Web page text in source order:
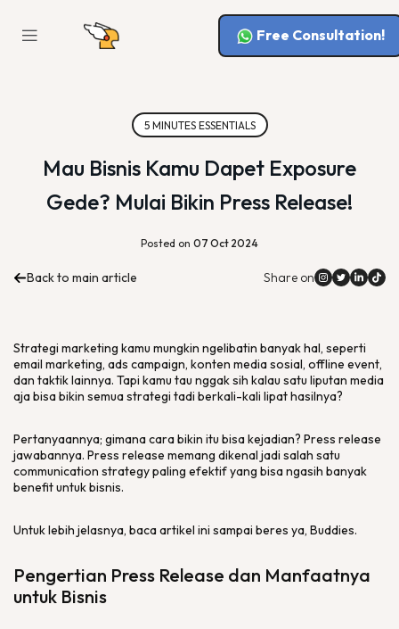
Free Consultation!
5 MINUTES ESSENTIALS
Mau Bisnis Kamu Dapet Exposure
Gede? Mulai Bikin Press Release!
Posted on 07 Oct 2024
Back to main article Share on
Strategi marketing kamu mungkin ngelibatin banyak hal, seperti
email marketing, ads campaign, konten media sosial, offline event,
dan taktik lainnya. Tapi kamu tau nggak sih kalau satu liputan media
aja bisa bikin semua strategi tadi berkali-kali lipat hasilnya?
Pertanyaannya; gimana cara bikin itu bisa kejadian? Press release
jawabannya. Press release memang dikenal jadi salah satu
communication strategypaling efektif yang bisa ngasih banyak
benefituntuk bisnis.
Untuk lebih jelasnya, baca artikel ini sampai beres ya, Buddies.
Pengertian Press Release dan Manfaatnya
untuk Bisnis